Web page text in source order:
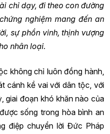
chỉ dạy, đi theo con đường
nghiệm mang đến an
sự phồn vinh, thịnh vượng
nhân loại.
không chỉ luôn đồng hành,
cánh kề vai với dân tộc, với
giai đoạn khó khăn nào của
sống trong hòa bình an
điệp chuyển lời Đức Pháp